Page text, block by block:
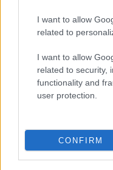
I want to allow
related to
I want to allow
related to security,
functionality and
user protection.
CONFIRM
Cookie Policy
Preferenze Privacy-
Credits: Le immagini
proprietà di Maste Srl